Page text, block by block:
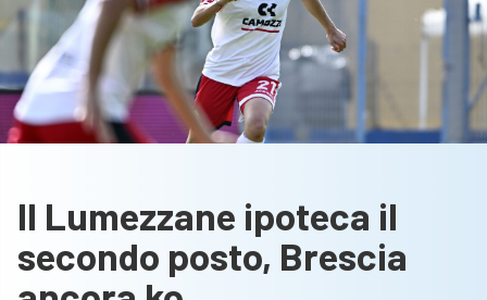
Il Lumezzane ipoteca il
secondo posto, Brescia